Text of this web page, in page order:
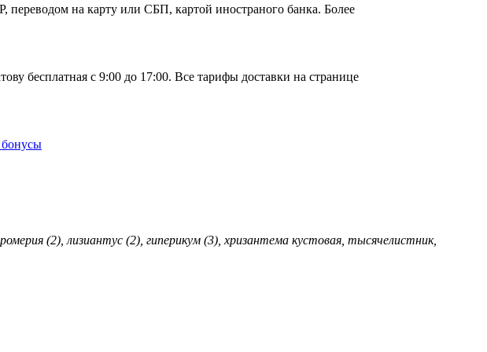
на карту или СБП, картой иностраного банка. Более
бесплатная с 9:00 до 17:00. Все тарифы доставки на странице
(2), лизиантус (2), гиперикум (3), хризантема кустовая, тысячелистник,